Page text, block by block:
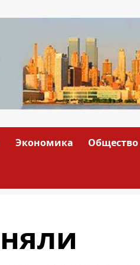
Экономика Общество